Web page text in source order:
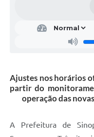
Ajustes nos horários
partir do
operação das
A Prefeitura de